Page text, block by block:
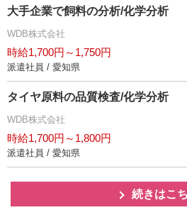
大手企業で飼料の分析/化学分析
WDB株式会社
時給1,700円～1,750円
派遣社員 / 愛知県
タイヤ原料の品質検査/化学分析
WDB株式会社
時給1,700円～1,800円
派遣社員 / 愛知県
続きはこ